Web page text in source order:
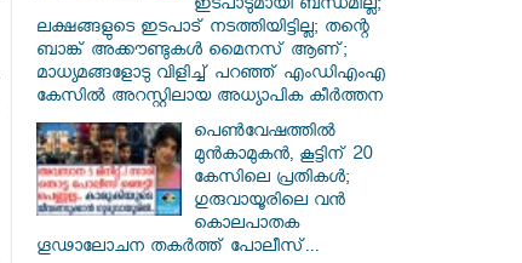
ഇടപാടുമായി ബന്ധമില്ല;
ലക്ഷങ്ങളുടെ ഇടപാട് നടത്തിയിട്ടില്ല; തന്റെ
ബാങ്ക് അക്കൗണ്ടുകൾ മൈനസ് ആണ്;
മാധ്യമങ്ങളോടു വിളിച്ച് പറഞ്ഞ് എംഡിഎംഎ
കേസിൽ അറസ്റ്റിലായ അധ്യാപിക കീർത്തന
പെൺവേഷത്തിൽ
മുൻകാമുകൻ, കൂട്ടിന് 20
കേസിലെ പ്രതികൾ;
ഗുരുവായൂരിലെ വൻ
കൊലപാതക
ഗൂഢാലോചന തകർത്ത് പോലീസ്...